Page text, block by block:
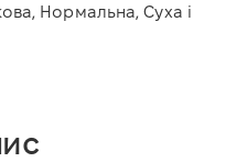
Нормальна, Суха і